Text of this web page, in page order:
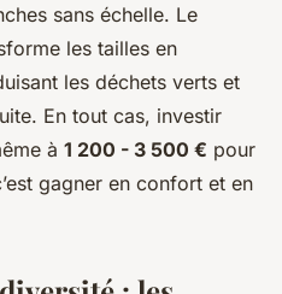
sans échelle. Le
les tailles en
les déchets verts et
En tout cas, investir
à 1 200 - 3 500 € pour
gagner en confort et en